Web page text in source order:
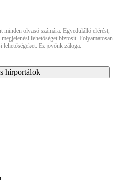
olvasó számára. Egyedülálló elérést,
lehetőséget biztosít. Folyamatosan
Ez jövőnk záloga.
hírportálok